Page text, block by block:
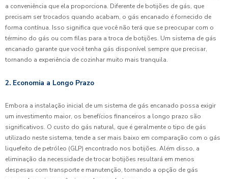
a conveniência que ela proporciona. Diferente de botijões de gás, que
precisam ser trocados quando acabam, o gás encanado é fornecido de
forma contínua. Isso significa que você não terá que se preocupar com o
término do gás ou com filas para a troca de botijões. Um sistema de gás
encanado garante que você tenha gás disponível sempre que precisar,
tornando a experiência de cozinhar muito mais tranquila.
2. Economia a Longo Prazo
Embora a instalação inicial de um sistema de gás encanado possa exigir
um investimento maior, os benefícios financeiros a longo prazo são
significativos. O custo do gás natural, que é geralmente o tipo de gás
utilizado neste sistema, tende a ser mais baixo em comparação com o gás
liquefeito de petróleo (GLP) encontrado nos botijões. Além disso, a
eliminação da necessidade de trocar botijões resultará em menos
despesas com transporte e manutenção, tornando a opção de gás